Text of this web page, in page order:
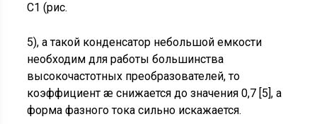
С1 (рис.
5), а такой конденсатор небольшой емкости
необходим для работы большинства
высокочастотных преобразователей, то
коэффициент æ снижается до значения 0,7 [5], а
форма фазного тока сильно искажается.